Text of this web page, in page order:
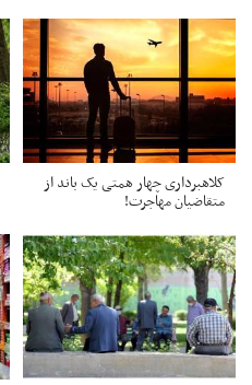
کلاهبرداری چهار همتی یک باند از
متقاضیان مهاجرت!